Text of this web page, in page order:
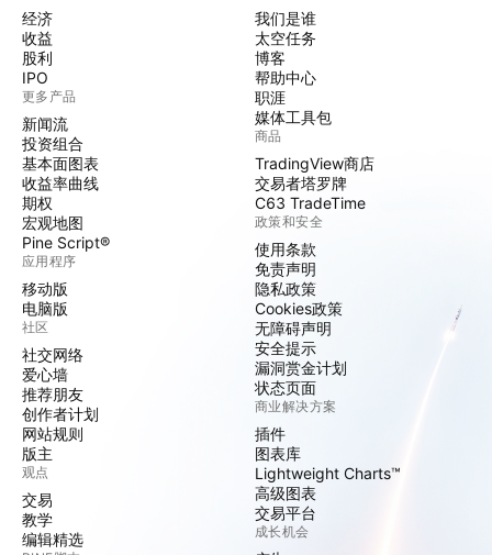
经济
收益
股利
IPO
更多产品
新闻流
投资组合
基本面图表
收益率曲线
期权
宏观地图
Pine Script®
应用程序
移动版
电脑版
社区
社交网络
爱心墙
推荐朋友
创作者计划
网站规则
版主
观点
交易
教学
编辑精选
我们是谁
太空任务
博客
帮助中心
职涯
媒体工具包
商品
TradingView商店
交易者塔罗牌
C63 TradeTime
政策和安全
使用条款
免责声明
隐私政策
Cookies政策
无障碍声明
安全提示
漏洞赏金计划
状态页面
商业解决方案
插件
图表库
Lightweight Charts™
高级图表
交易平台
成长机会